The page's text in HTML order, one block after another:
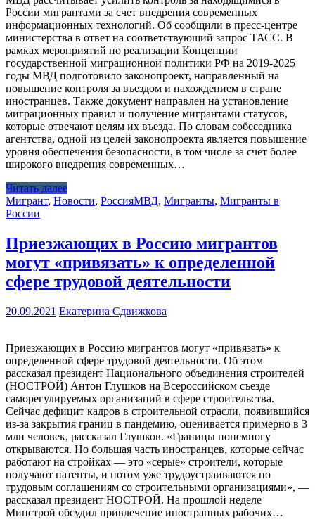
России мигрантами за счет внедрения современных
информационных технологий. Об сообщили в пресс-центре
министерства в ответ на соответствующий запрос ТАСС. В
рамках мероприятий по реализации Концепции
государственной миграционной политики РФ на 2019-2025
годы МВД подготовило законопроект, направленный на
повышение контроля за въездом и нахождением в стране
иностранцев. Также документ направлен на установление
миграционных правил и получение мигрантами статусов,
которые отвечают целям их въезда. По словам собеседника
агентства, одной из целей законопроекта является повышение
уровня обеспечения безопасности, в том числе за счет более
широкого внедрения современных…
Читать далее
Мигрант, Новости, РоссияМВД, Мигранты, Мигранты в
России
Приезжающих в Россию мигрантов
могут «привязать» к определенной
сфере трудовой деятельности
20.09.2021 Екатерина Сдвижкова
Приезжающих в Россию мигрантов могут «привязать» к
определенной сфере трудовой деятельности. Об этом
рассказал президент Национального объединения строителей
(НОСТРОЙ) Антон Глушков на Всероссийском съезде
саморегулируемых организаций в сфере строительства.
Сейчас дефицит кадров в строительной отрасли, появившийся
из-за закрытия границ в пандемию, оценивается примерно в 3
млн человек, рассказал Глушков. «Границы понемногу
открываются. Но большая часть иностранцев, которые сейчас
работают на стройках — это «серые» строители, которые
получают патенты, и потом уже трудоустраиваются по
трудовым соглашениям со строительными организациями», —
рассказал президент НОСТРОЙ. На прошлой неделе
Минстрой обсудил привлечение иностранных рабочих…